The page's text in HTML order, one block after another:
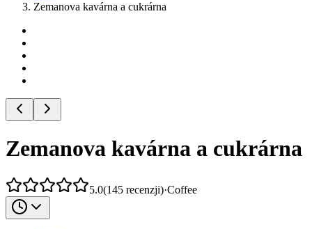
Zemanova kavárna a cukrárna
Zemanova kavárna a cukrárna
5.0(145 recenzji)·Coffee